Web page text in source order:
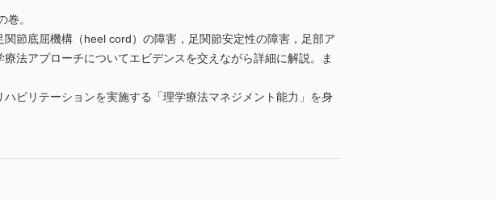
。
節底屈機構（heel cord）の障害，足関節安定性の障害，足部ア
法アプローチについてエビデンスを交えながら詳細に解説。ま
ビリテーションを実施する「理学療法マネジメント能力」を身